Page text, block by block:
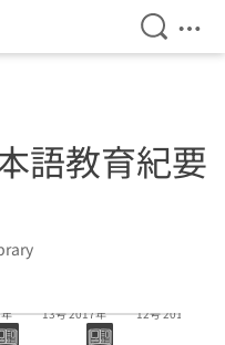
Open
語教育紀要
13号 2017年 12号 2016年